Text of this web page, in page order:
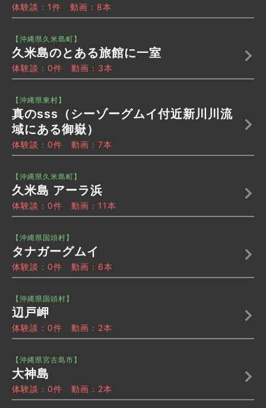
体験談：1件 動画：8本
【沖縄県久米島町】
久米島のとある旅館に一室
体験談：0件 動画：3本
【沖縄県東村】
真のsss（シーゾーグムイ付近新川川流
域にある御嶽）
体験談：0件 動画：7本
【沖縄県久米島町】
久米島 アーラ浜
体験談：0件 動画：11本
【沖縄県国頭村】
タナガーグムイ
体験談：0件 動画：6本
【沖縄県国頭村】
辺戸岬
体験談：0件 動画：2本
【沖縄県宮古島市】
大神島
体験談：0件 動画：2本